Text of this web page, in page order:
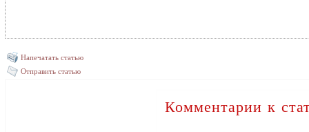
Напечатать статью
Отправить статью
Комментарии к